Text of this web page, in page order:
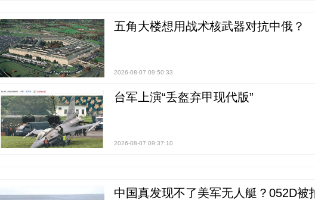
五角大楼想用战术核武器对抗中俄？
2026-08-07 09:50:33
台军上演“丢盔弃甲现代版”
2026-08-07 09:37:10
中国真发现不了美军无人艇？052D